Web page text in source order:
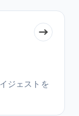
ジェストを